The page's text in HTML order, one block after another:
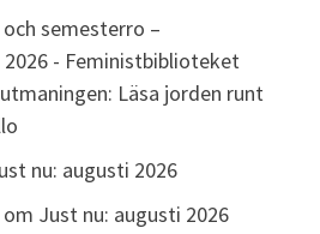
semesterro –
- Feministbiblioteket
Läsa jorden runt
nu: augusti 2026
om Just nu: augusti 2026